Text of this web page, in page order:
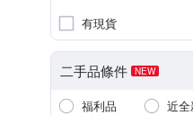
有現貨
二手品條件 NEW
福利品
近